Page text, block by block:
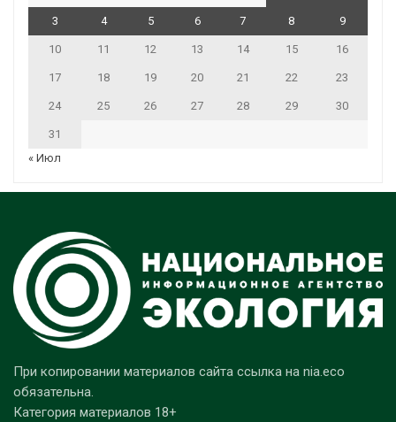
3 4 5 6 7 8 9
10 11 12 13 14 15 16
17 18 19 20 21 22 23
24 25 26 27 28 29 30
31
« Июл
При копировании материалов сайта ссылка на nia.eco
обязательна.
Категория материалов 18+